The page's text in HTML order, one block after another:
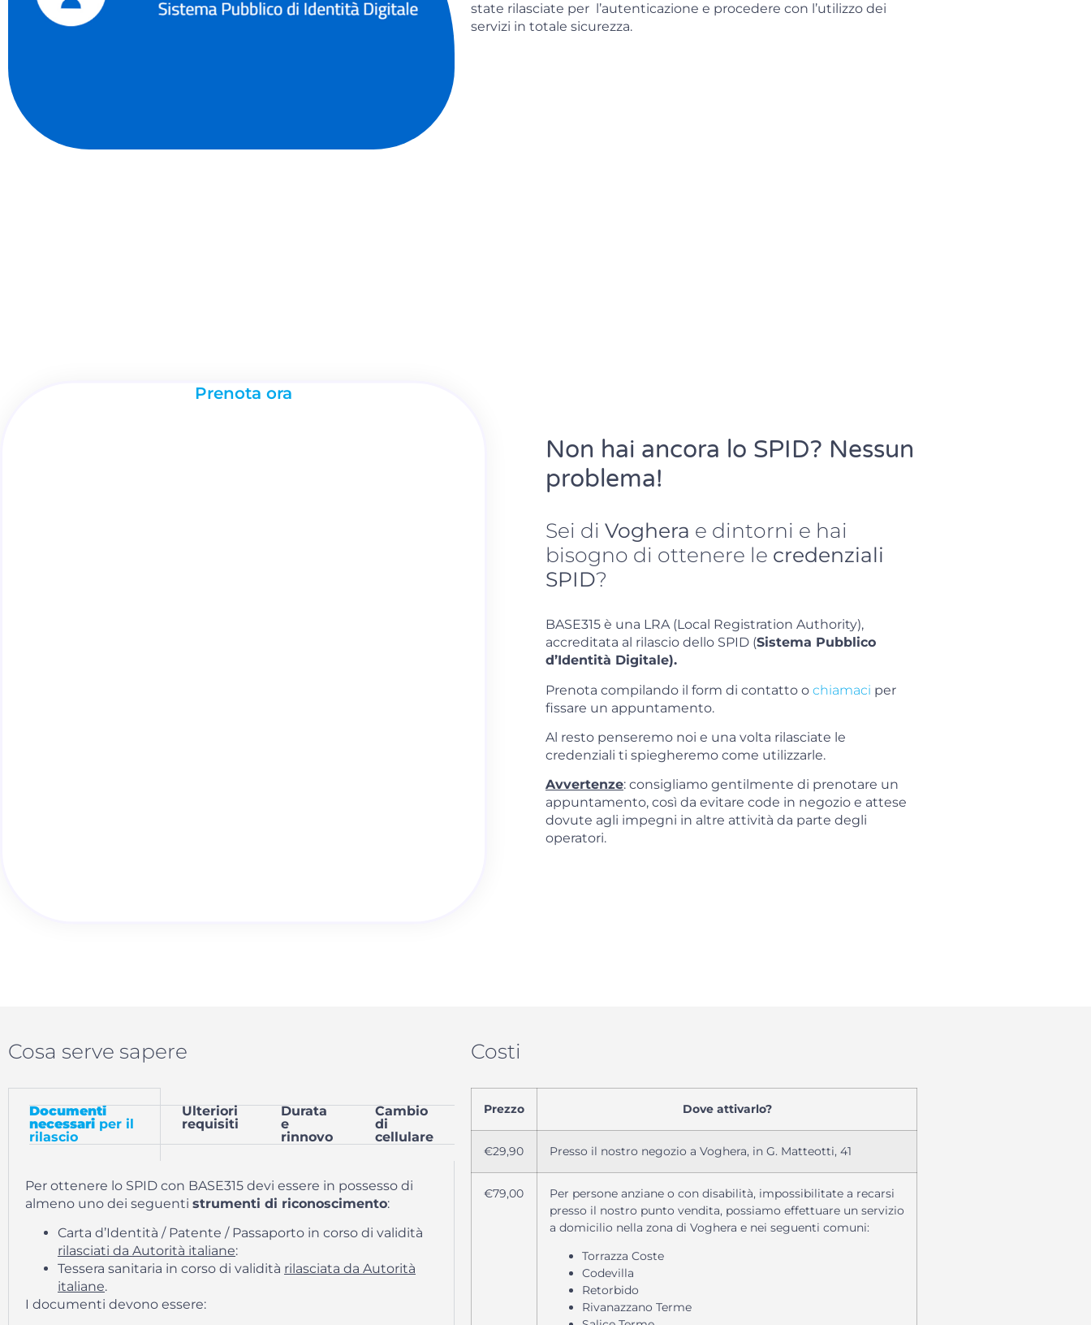
state rilasciate per l’autenticazione e procedere con l’utilizzo dei
servizi in totale sicurezza.
Prenota ora
Non hai ancora lo SPID? Nessun
problema!
Sei di Voghera e dintorni e hai
bisogno di ottenere le credenziali
SPID?
BASE315 è una LRA (Local Registration Authority),
accreditata al rilascio dello SPID (Sistema Pubblico
d’Identità Digitale).
Prenota compilando il form di contatto o chiamaci per
fissare un appuntamento.
Al resto penseremo noi e una volta rilasciate le
credenziali ti spiegheremo come utilizzarle.
Avvertenze: consigliamo gentilmente di prenotare un
appuntamento, così da evitare code in negozio e attese
dovute agli impegni in altre attività da parte degli
operatori.
Cosa serve sapere
Documenti
necessari per il
rilascio
Ulteriori
requisiti
Durata
e
rinnovo
Cambio
di
cellulare
Per ottenere lo SPID con BASE315 devi essere in possesso di
almeno uno dei seguenti strumenti di riconoscimento:
Carta d’Identità / Patente / Passaporto in corso di validità
rilasciati da Autorità italiane:
Tessera sanitaria in corso di validità rilasciata da Autorità
italiane.
I documenti devono essere:
Costi
Prezzo Dove attivarlo?
€29,90 Presso il nostro negozio a Voghera, in G. Matteotti, 41
€79,00
Per persone anziane o con disabilità, impossibilitate a recarsi
presso il nostro punto vendita, possiamo effettuare un servizio
a domicilio nella zona di Voghera e nei seguenti comuni:
Torrazza Coste
Codevilla
Retorbido
Rivanazzano Terme